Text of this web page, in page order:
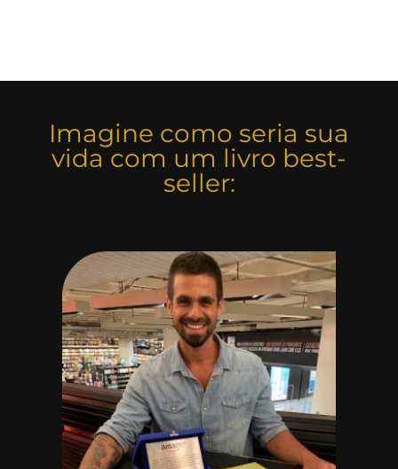
Imagine como seria sua
vida com um livro best-
seller: